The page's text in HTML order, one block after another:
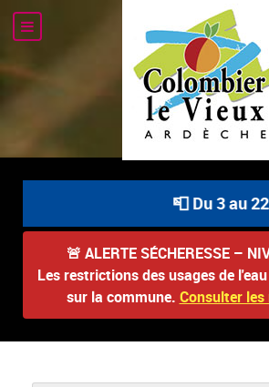
📮 Du 3 au
🚨 ALERTE SÉCHERESSE –
Les restrictions des usages de
sur la commune. Consulter